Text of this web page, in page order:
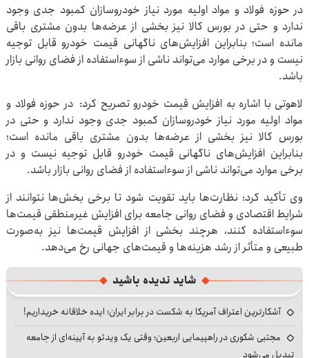
در حوزه فولاد و مواد اولیه مورد نیاز خودروسازان کمبود جدی وجود
ندارد و حتی در بورس کالا نیز بخشی از عرضه‌ها بدون مشتری باقی
مانده است؛ بنابراین افزایش‌های ناگهانی قیمت خودرو قابل توجیه
نیست و در برخی موارد می‌تواند ناشی از سوءاستفاده از فضای روانی بازار
باشد.
لاهوتی با اشاره به افزایش قیمت خودرو تصریح کرد: در حوزه فولاد و
مواد اولیه مورد نیاز خودروسازان کمبود جدی وجود ندارد و حتی در
بورس کالا نیز بخشی از عرضه‌ها بدون مشتری باقی مانده است؛
بنابراین افزایش‌های ناگهانی قیمت خودرو قابل توجیه نیست و در
برخی موارد می‌تواند ناشی از سوءاستفاده از فضای روانی بازار باشد.
وی تأکید کرد: نظارت‌ها باید تقویت شود تا برخی بخش‌ها نتوانند از
شرایط اقتصادی و فضای روانی جامعه برای افزایش غیرمنطقی قیمت‌ها
سوءاستفاده کنند، هرچند بخشی از افزایش قیمت‌ها نیز به‌صورت
طبیعی و متأثر از رشد هزینه‌ها و قیمت‌های جهانی رخ می‌دهد.
شاید ندیده باشید
آشکارترین اعتراف آمریکا به شکست در برابر ایران؛ ایده خلاقانه خریداریم!
مجتبی شکوری در راهپیمایی اربعین؛ وقتی یک ویدئو به آیینه‌ای از جامعه
تبدیل می‌شود